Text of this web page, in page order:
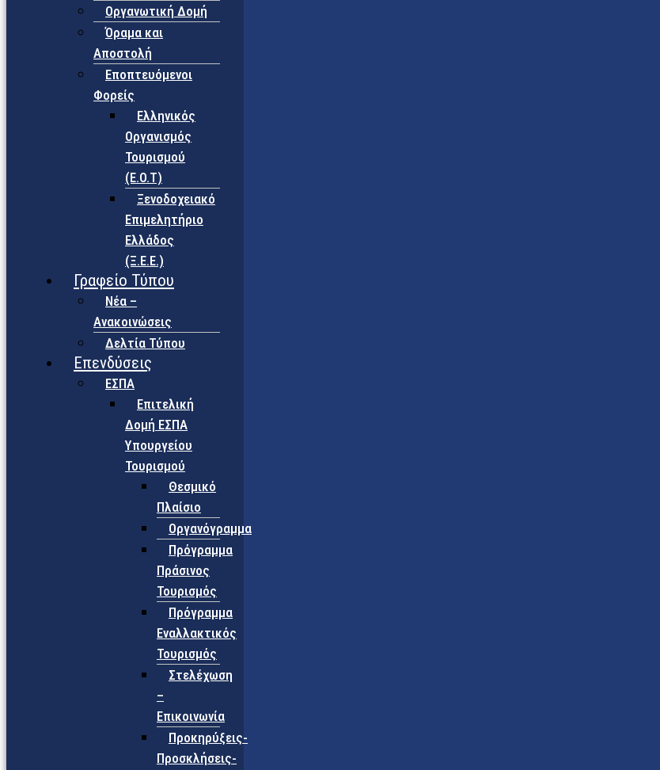
Οργανωτική Δομή
Όραμα και
Αποστολή
Εποπτευόμενοι
Φορείς
Eλληνικός
Οργανισμός
Τουρισμού
(Ε.Ο.Τ)
Ξενοδοχειακό
Επιμελητήριο
Ελλάδος
(Ξ.Ε.Ε.)
Γραφείο Τύπου
Νέα –
Ανακοινώσεις
Δελτία Τύπου
Επενδύσεις
ΕΣΠΑ
Επιτελική
Δομή ΕΣΠΑ
Υπουργείου
Τουρισμού
Θεσμικό
Πλαίσιο
Οργανόγραμμα
Πρόγραμμα
Πράσινος
Τουρισμός
Πρόγραμμα
Εναλλακτικός
Τουρισμός
Στελέχωση
–
Επικοινωνία
Προκηρύξεις-
Προσκλήσεις-